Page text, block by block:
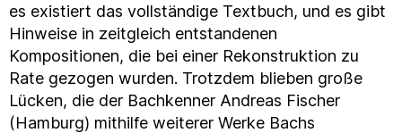
es existiert das vollständige Textbuch, und es gibt
Hinweise in zeitgleich entstandenen
Kompositionen, die bei einer Rekonstruktion zu
Rate gezogen wurden. Trotzdem blieben große
Lücken, die der Bachkenner Andreas Fischer
(Hamburg) mithilfe weiterer Werke Bachs